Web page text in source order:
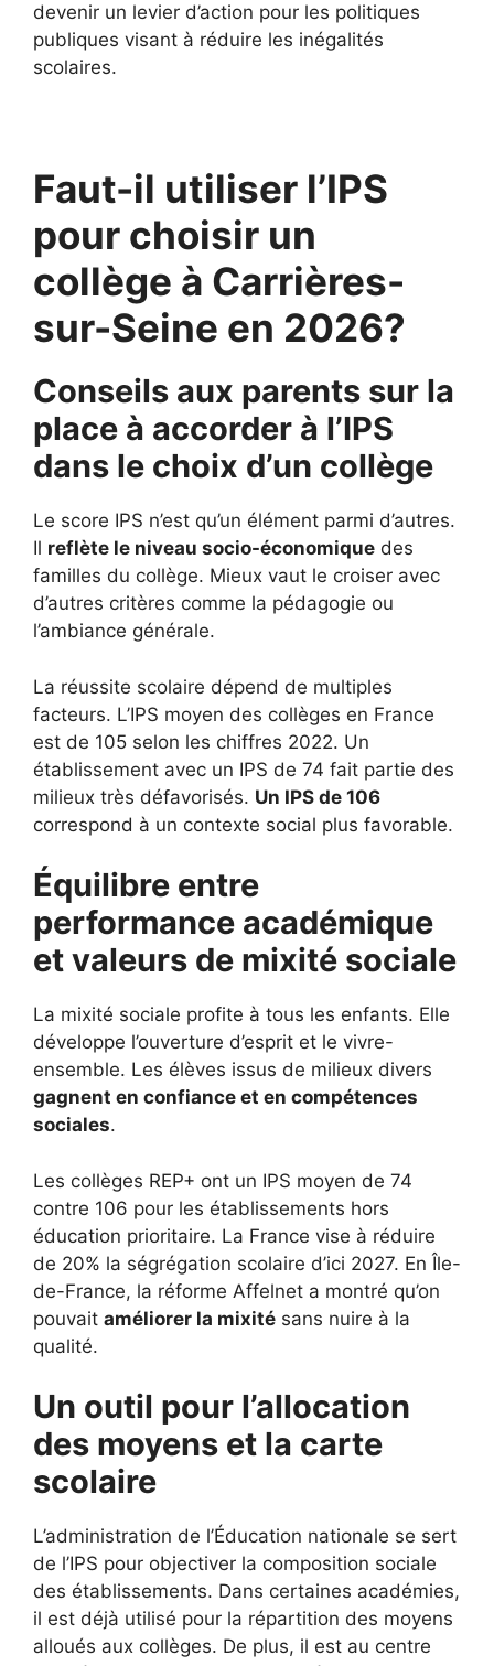
devenir un levier d’action pour les politiques
publiques visant à réduire les inégalités
scolaires.
Faut-il utiliser l’IPS
pour choisir un
collège à Carrières-
sur-Seine en 2026?
Conseils aux parents sur la
place à accorder à l’IPS
dans le choix d’un collège
Le score IPS n’est qu’un élément parmi d’autres.
Il reflète le niveau socio-économique des
familles du collège. Mieux vaut le croiser avec
d’autres critères comme la pédagogie ou
l’ambiance générale.
La réussite scolaire dépend de multiples
facteurs. L’IPS moyen des collèges en France
est de 105 selon les chiffres 2022. Un
établissement avec un IPS de 74 fait partie des
milieux très défavorisés. Un IPS de 106
correspond à un contexte social plus favorable.
Équilibre entre
performance académique
et valeurs de mixité sociale
La mixité sociale profite à tous les enfants. Elle
développe l’ouverture d’esprit et le vivre-
ensemble. Les élèves issus de milieux divers
gagnent en confiance et en compétences
sociales.
Les collèges REP+ ont un IPS moyen de 74
contre 106 pour les établissements hors
éducation prioritaire. La France vise à réduire
de 20% la ségrégation scolaire d’ici 2027. En Île-
de-France, la réforme Affelnet a montré qu’on
pouvait améliorer la mixité sans nuire à la
qualité.
Un outil pour l’allocation
des moyens et la carte
scolaire
L’administration de l’Éducation nationale se sert
de l’IPS pour objectiver la composition sociale
des établissements. Dans certaines académies,
il est déjà utilisé pour la répartition des moyens
alloués aux collèges. De plus, il est au centre